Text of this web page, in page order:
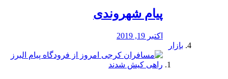
پیام شهروندی
اکتبر 19, 2019
بازار